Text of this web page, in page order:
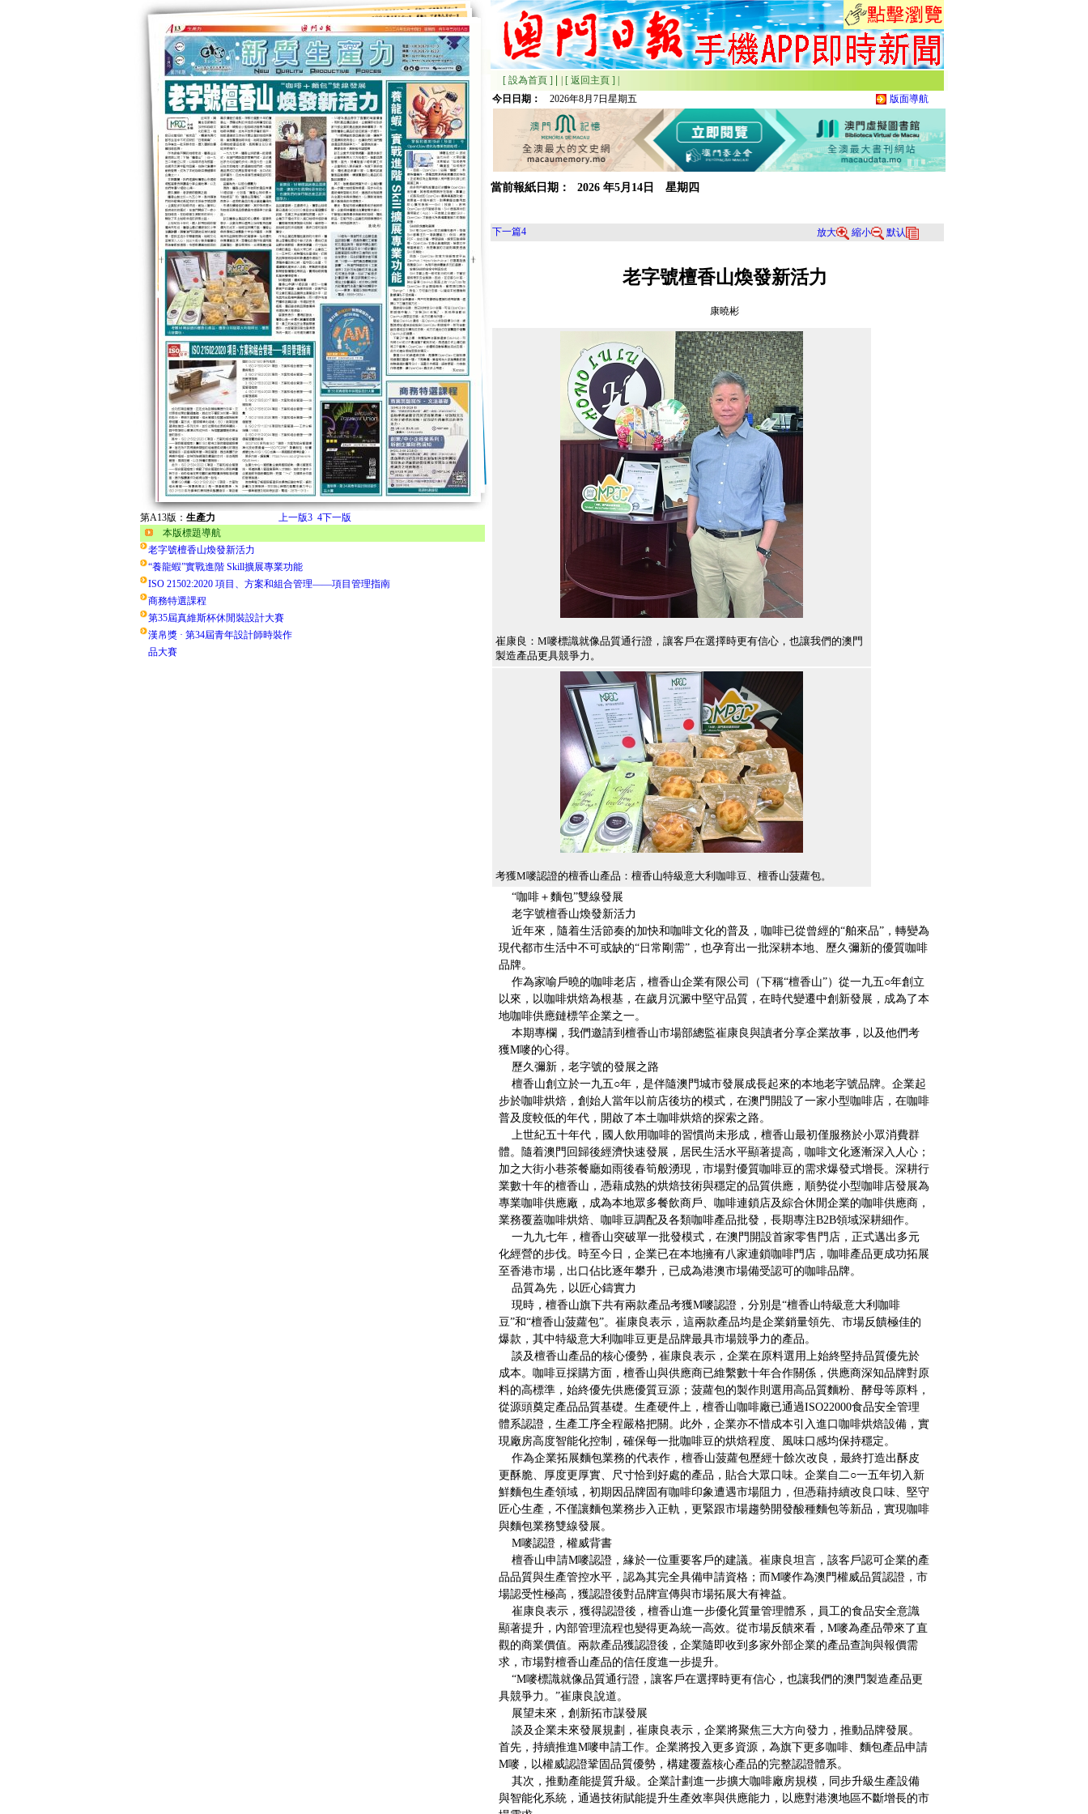
第A13版： 生產力 上一版3 4下一版
本版標題導航
老字號檀香山煥發新活力
“養龍蝦”實戰進階 Skill擴展專業功能
ISO 21502:2020 項目、方案和組合管理——項目管理指南
商務特選課程
第35屆真維斯杯休閒裝設計大賽
漢帛獎 · 第34屆青年設計師時裝作
品大賽
[ 設為首頁 ] [ 返回主頁 ]
今日日期：
2026年8月7日星期五 版面導航
當前報紙日期： 2026 年5月 14日 星期 四
下一篇4 放大 縮小 默认
老字號檀香山煥發新活力
康曉彬
崔康良：M嘜標識就像品質通行證，讓客戶在選擇時更有信心，也讓我們的澳門
製造產品更具競爭力。
考獲M嘜認證的檀香山產品：檀香山特級意大利咖啡豆、檀香山菠蘿包。
“咖啡＋麵包”雙線發展
老字號檀香山煥發新活力
近年來，隨着生活節奏的加快和咖啡文化的普及，咖啡已從曾經的“舶來品”，轉變為
現代都市生活中不可或缺的“日常剛需”，也孕育出一批深耕本地、歷久彌新的優質咖啡
品牌。
作為家喻戶曉的咖啡老店，檀香山企業有限公司（下稱“檀香山”）從一九五○年創立
以來，以咖啡烘焙為根基，在歲月沉澱中堅守品質，在時代變遷中創新發展，成為了本
地咖啡供應鏈標竿企業之一。
本期專欄，我們邀請到檀香山市場部總監崔康良與讀者分享企業故事，以及他們考
獲M嘜的心得。
歷久彌新，老字號的發展之路
檀香山創立於一九五○年，是伴隨澳門城市發展成長起來的本地老字號品牌。企業起
步於咖啡烘焙，創始人當年以前店後坊的模式，在澳門開設了一家小型咖啡店，在咖啡
普及度較低的年代，開啟了本土咖啡烘焙的探索之路。
上世紀五十年代，國人飲用咖啡的習慣尚未形成，檀香山最初僅服務於小眾消費群
體。隨着澳門回歸後經濟快速發展，居民生活水平顯著提高，咖啡文化逐漸深入人心；
加之大街小巷茶餐廳如雨後春筍般湧現，市場對優質咖啡豆的需求爆發式增長。深耕行
業數十年的檀香山，憑藉成熟的烘焙技術與穩定的品質供應，順勢從小型咖啡店發展為
專業咖啡供應廠，成為本地眾多餐飲商戶、咖啡連鎖店及綜合休閒企業的咖啡供應商，
業務覆蓋咖啡烘焙、咖啡豆調配及各類咖啡產品批發，長期專注B2B領域深耕細作。
一九九七年，檀香山突破單一批發模式，在澳門開設首家零售門店，正式邁出多元
化經營的步伐。時至今日，企業已在本地擁有八家連鎖咖啡門店，咖啡產品更成功拓展
至香港市場，出口佔比逐年攀升，已成為港澳市場備受認可的咖啡品牌。
品質為先，以匠心鑄實力
現時，檀香山旗下共有兩款產品考獲M嘜認證，分別是“檀香山特級意大利咖啡
豆”和“檀香山菠蘿包”。崔康良表示，這兩款產品均是企業銷量領先、市場反饋極佳的
爆款，其中特級意大利咖啡豆更是品牌最具市場競爭力的產品。
談及檀香山產品的核心優勢，崔康良表示，企業在原料選用上始終堅持品質優先於
成本。咖啡豆採購方面，檀香山與供應商已維繫數十年合作關係，供應商深知品牌對原
料的高標準，始終優先供應優質豆源；菠蘿包的製作則選用高品質麵粉、酵母等原料，
從源頭奠定產品品質基礎。生產硬件上，檀香山咖啡廠已通過ISO22000食品安全管理
體系認證，生產工序全程嚴格把關。此外，企業亦不惜成本引入進口咖啡烘焙設備，實
現廠房高度智能化控制，確保每一批咖啡豆的烘焙程度、風味口感均保持穩定。
作為企業拓展麵包業務的代表作，檀香山菠蘿包歷經十餘次改良，最終打造出酥皮
更酥脆、厚度更厚實、尺寸恰到好處的產品，貼合大眾口味。企業自二○一五年切入新
鮮麵包生產領域，初期因品牌固有咖啡印象遭遇市場阻力，但憑藉持續改良口味、堅守
匠心生產，不僅讓麵包業務步入正軌，更緊跟市場趨勢開發酸種麵包等新品，實現咖啡
與麵包業務雙線發展。
M嘜認證，權威背書
檀香山申請M嘜認證，緣於一位重要客戶的建議。崔康良坦言，該客戶認可企業的產
品品質與生產管控水平，認為其完全具備申請資格；而M嘜作為澳門權威品質認證，市
場認受性極高，獲認證後對品牌宣傳與市場拓展大有裨益。
崔康良表示，獲得認證後，檀香山進一步優化質量管理體系，員工的食品安全意識
顯著提升，內部管理流程也變得更為統一高效。從市場反饋來看，M嘜為產品帶來了直
觀的商業價值。兩款產品獲認證後，企業隨即收到多家外部企業的產品查詢與報價需
求，市場對檀香山產品的信任度進一步提升。
“M嘜標識就像品質通行證，讓客戶在選擇時更有信心，也讓我們的澳門製造產品更
具競爭力。”崔康良說道。
展望未來，創新拓市謀發展
談及企業未來發展規劃，崔康良表示，企業將聚焦三大方向發力，推動品牌發展。
首先，持續推進M嘜申請工作。企業將投入更多資源，為旗下更多咖啡、麵包產品申請
M嘜，以權威認證鞏固品質優勢，構建覆蓋核心產品的完整認證體系。
其次，推動產能提質升級。企業計劃進一步擴大咖啡廠房規模，同步升級生產設備
與智能化系統，通過技術賦能提升生產效率與供應能力，以應對港澳地區不斷增長的市